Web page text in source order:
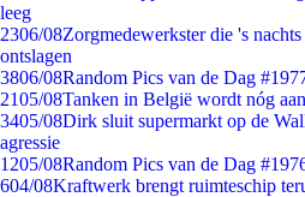
leeg
2306/08Zorgmedewerkster die 's
ontslagen
3806/08Random Pics van de Dag
2105/08Tanken in België wordt nóg
3405/08Dirk sluit supermarkt op de
agressie
1205/08Random Pics van de Dag
604/08Kraftwerk brengt ruimteschip